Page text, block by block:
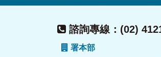
諮詢專線：(02)
署本部